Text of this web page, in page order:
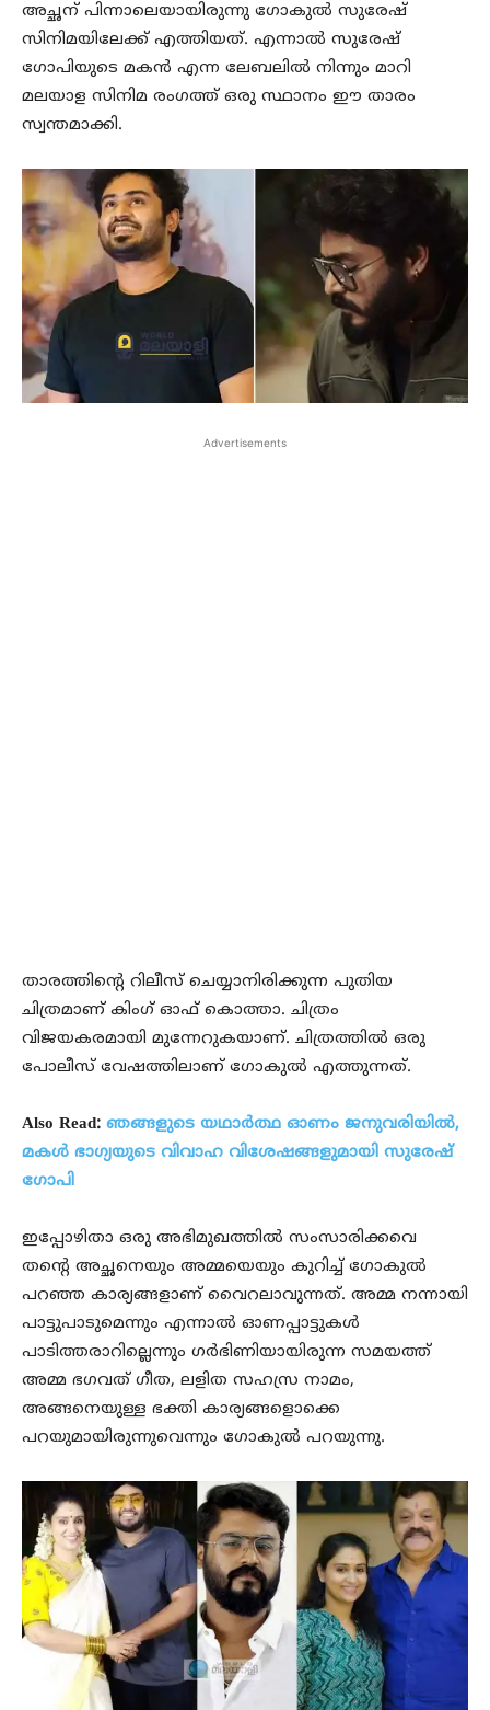
അച്ഛന് പിന്നാലെയായിരുന്നു ഗോകുല്‍ സുരേഷ്
സിനിമയിലേക്ക് എത്തിയത്. എന്നാല്‍ സുരേഷ്
ഗോപിയുടെ മകന്‍ എന്ന ലേബലില്‍ നിന്നും മാറി
മലയാള സിനിമ രംഗത്ത് ഒരു സ്ഥാനം ഈ താരം
സ്വന്തമാക്കി.
Advertisements
താരത്തിന്റെ റിലീസ് ചെയ്യാനിരിക്കുന്ന പുതിയ
ചിത്രമാണ് കിംഗ് ഓഫ് കൊത്താ. ചിത്രം
വിജയകരമായി മുന്നേറുകയാണ്. ചിത്രത്തില്‍ ഒരു
പോലീസ് വേഷത്തിലാണ് ഗോകുല്‍ എത്തുന്നത്.
Also Read: ഞങ്ങളുടെ യഥാര്‍ത്ഥ ഓണം ജനുവരിയില്‍,
മകള്‍ ഭാഗ്യയുടെ വിവാഹ വിശേഷങ്ങളുമായി സുരേഷ്
ഗോപി
ഇപ്പോഴിതാ ഒരു അഭിമുഖത്തില്‍ സംസാരിക്കവെ
തന്റെ അച്ഛനെയും അമ്മയെയും കുറിച്ച് ഗോകുല്‍
പറഞ്ഞ കാര്യങ്ങളാണ് വൈറലാവുന്നത്. അമ്മ നന്നായി
പാട്ടുപാടുമെന്നും എന്നാല്‍ ഓണപ്പാട്ടുകള്‍
പാടിത്തരാറില്ലെന്നും ഗര്‍ഭിണിയായിരുന്ന സമയത്ത്
അമ്മ ഭഗവത് ഗീത, ലളിത സഹസ്ര നാമം,
അങ്ങനെയുള്ള ഭക്തി കാര്യങ്ങളൊക്കെ
പറയുമായിരുന്നുവെന്നും ഗോകുല്‍ പറയുന്നു.